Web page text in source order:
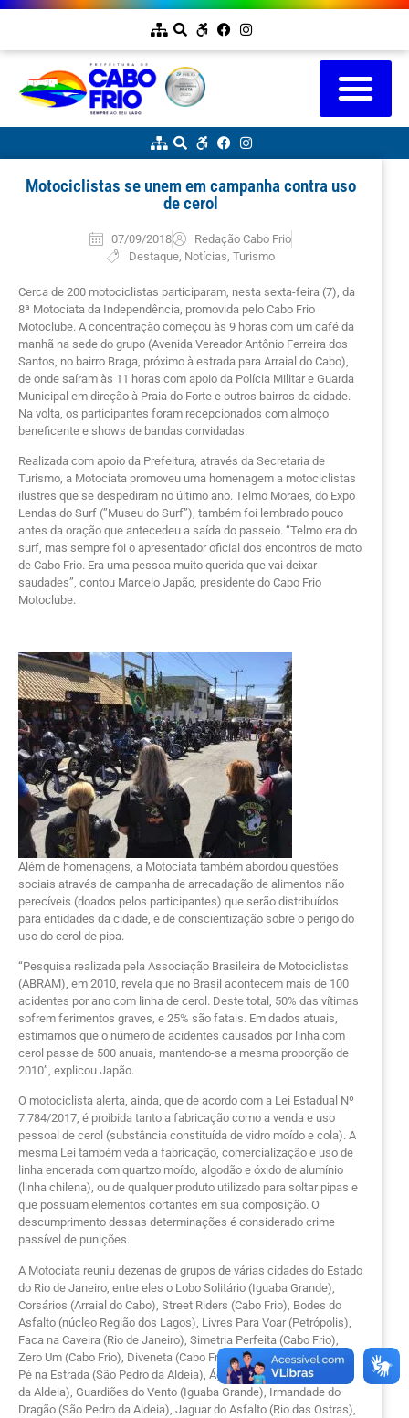
Motociclistas se unem em campanha contra uso
de cerol
07/09/2018
Redação Cabo Frio
Destaque, Notícias Turismo
Cerca de 200 motociclistas participaram, nesta sexta-feira (7), da
8ª Motociata da Independência, promovida pelo Cabo Frio
Motoclube. A concentração começou às 9 horas com um café da
manhã na sede do grupo (Avenida Vereador Antônio Ferreira dos
Santos, no bairro Braga, próximo à estrada para Arraial do Cabo),
de onde saíram às 11 horas com apoio da Polícia Militar e Guarda
Municipal em direção à Praia do Forte e outros bairros da cidade.
Na volta, os participantes foram recepcionados com almoço
beneficente e shows de bandas convidadas.
Realizada com apoio da Prefeitura, através da Secretaria de
Turismo, a Motociata promoveu uma homenagem a motociclistas
ilustres que se despediram no último ano. Telmo Moraes, do Expo
Lendas do Surf (”Museu do Surf”), também foi lembrado pouco
antes da oração que antecedeu a saída do passeio. “Telmo era do
surf, mas sempre foi o apresentador oficial dos encontros de moto
de Cabo Frio. Era uma pessoa muito querida que vai deixar
saudades”, contou Marcelo Japão, presidente do Cabo Frio
Motoclube.
Além de homenagens, a Motociata também abordou questões
sociais através de campanha de arrecadação de alimentos não
perecíveis (doados pelos participantes) que serão distribuídos
para entidades da cidade, e de conscientização sobre o perigo do
uso do cerol de pipa.
“Pesquisa realizada pela Associação Brasileira de Motociclistas
(ABRAM), em 2010, revela que no Brasil acontecem mais de 100
acidentes por ano com linha de cerol. Deste total, 50% das vítimas
sofrem ferimentos graves, e 25% são fatais. Em dados atuais,
estimamos que o número de acidentes causados por linha com
cerol passe de 500 anuais, mantendo-se a mesma proporção de
2010”, explicou Japão.
O motociclista alerta, ainda, que de acordo com a Lei Estadual Nº
7.784/2017, é proibida tanto a fabricação como a venda e uso
pessoal de cerol (substância constituída de vidro moído e cola). A
mesma Lei também veda a fabricação, comercialização e uso de
linha encerada com quartzo moído, algodão e óxido de alumínio
(linha chilena), ou de qualquer produto utilizado para soltar pipas e
que possuam elementos cortantes em sua composição. O
descumprimento dessas determinações é considerado crime
passível de punições.
A Motociata reuniu dezenas de grupos de várias cidades do Estado
do Rio de Janeiro, entre eles o Lobo Solitário (Iguaba Grande),
Corsários (Arraial do Cabo), Street Riders (Cabo Frio), Bodes do
Asfalto (núcleo Região dos Lagos), Livres Para Voar (Petrópolis),
Faca na Caveira (Rio de Janeiro), Simetria Perfeita (Cabo Frio),
Zero Um (Cabo Frio), Diveneta (Cabo Frio), Road Biker (Cabo Frio),
Pé na Estrada (São Pedro da Aldeia), Águias do Litoral (São Pedro
da Aldeia), Guardiões do Vento (Iguaba Grande), Irmandade do
Dragão (São Pedro da Aldeia), Jaguar do Asfalto (Rio das Ostras),